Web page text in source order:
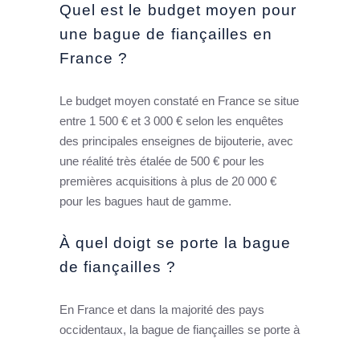
Quel est le budget moyen pour
une bague de fiançailles en
France ?
Le budget moyen constaté en France se situe
entre 1 500 € et 3 000 € selon les enquêtes
des principales enseignes de bijouterie, avec
une réalité très étalée de 500 € pour les
premières acquisitions à plus de 20 000 €
pour les bagues haut de gamme.
À quel doigt se porte la bague
de fiançailles ?
En France et dans la majorité des pays
occidentaux, la bague de fiançailles se porte à